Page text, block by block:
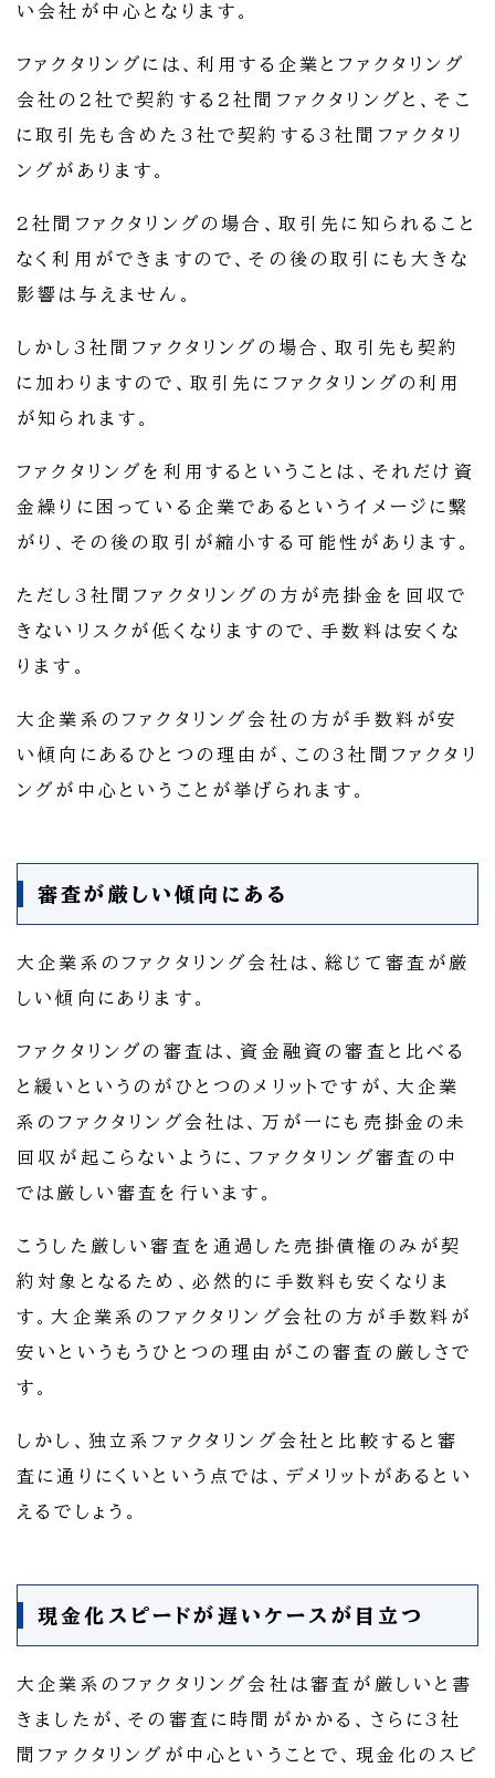
い会社が中心となります。
ファクタリングには、利用する企業とファクタリング
会社の2社で契約する2社間ファクタリングと、そこ
に取引先も含めた3社で契約する3社間ファクタリ
ングがあります。
2社間ファクタリングの場合、取引先に知られること
なく利用ができますので、その後の取引にも大きな
影響は与えません。
しかし3社間ファクタリングの場合、取引先も契約
に加わりますので、取引先にファクタリングの利用
が知られます。
ファクタリングを利用するということは、それだけ資
金繰りに困っている企業であるというイメージに繋
がり、その後の取引が縮小する可能性があります。
ただし3社間ファクタリングの方が売掛金を回収で
きないリスクが低くなりますので、手数料は安くな
ります。
大企業系のファクタリング会社の方が手数料が安
い傾向にあるひとつの理由が、この3社間ファクタリ
ングが中心ということが挙げられます。
審査が厳しい傾向にある
大企業系のファクタリング会社は、総じて審査が厳
しい傾向にあります。
ファクタリングの審査は、資金融資の審査と比べる
と緩いというのがひとつのメリットですが、大企業
系のファクタリング会社は、万が一にも売掛金の未
回収が起こらないように、ファクタリング審査の中
では厳しい審査を行います。
こうした厳しい審査を通過した売掛債権のみが契
約対象となるため、必然的に手数料も安くなりま
す。大企業系のファクタリング会社の方が手数料が
安いというもうひとつの理由がこの審査の厳しさで
す。
しかし、独立系ファクタリング会社と比較すると審
査に通りにくいという点では、デメリットがあるとい
えるでしょう。
現金化スピードが遅いケースが目立つ
大企業系のファクタリング会社は審査が厳しいと書
きましたが、その審査に時間がかかる、さらに3社
間ファクタリングが中心ということで、現金化のスピ